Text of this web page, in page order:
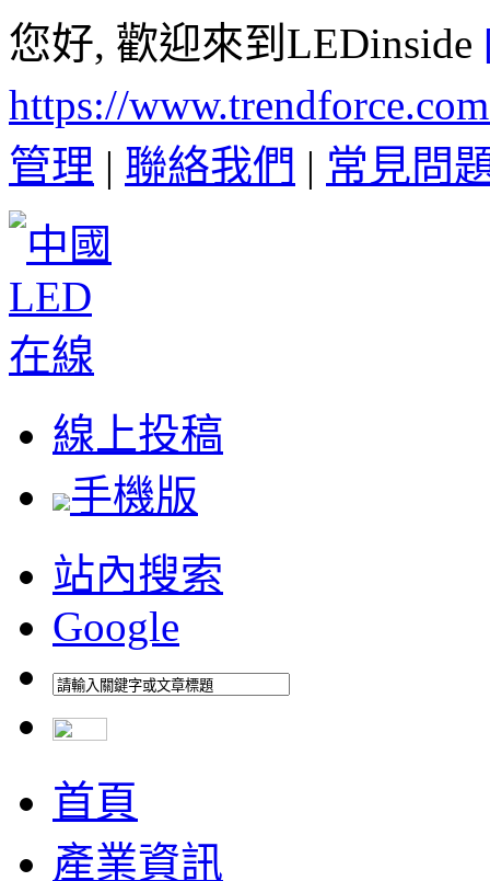
您好, 歡迎來到LEDinside
https://
管理 | 聯絡我們 | 常見問
線上投稿
手機版
站內搜索
Google
首頁
產業資訊